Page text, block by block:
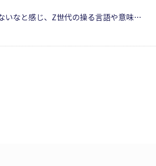
いなと感じ、Z世代の操る言語や意味不
あの頃は良かったなぁ”と古き良き昭和
じめた日本に、団塊世代の著者がウップ